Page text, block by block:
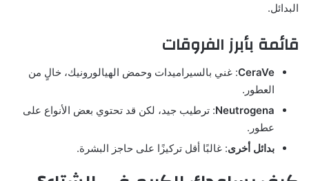
البدائل.
قائمة بأبرز الفروقات
CeraVe: غني بالسيراميدات وحمض الهيالورونيك، خالٍ من
العطور.
Neutrogena: ترطيب جيد، لكن قد تحتوي بعض الأنواع على
عطور.
بدائل أخرى: غالبًا أقل تركيزًا على حاجز البشرة.